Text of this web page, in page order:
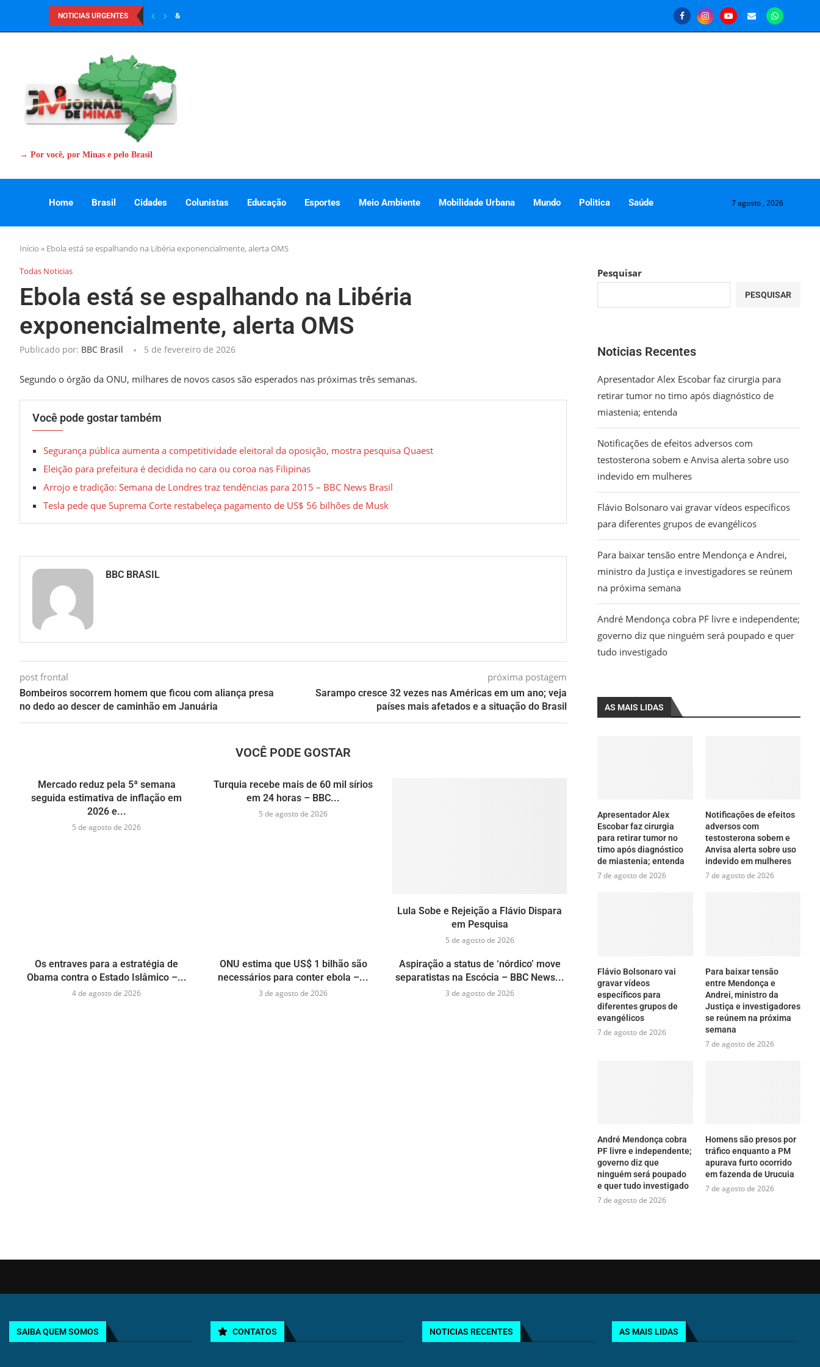
NOTICIAS URGENTES &
→ Por você, por Minas e pelo Brasil
Home Brasil Cidades Colunistas Educação Esportes Meio Ambiente Mobilidade Urbana Mundo Politica Saúde 7 agosto , 2026
Início » Ebola está se espalhando na Libéria exponencialmente, alerta OMS
Todas Noticias
Ebola está se espalhando na Libéria
exponencialmente, alerta OMS
Publicado por: BBC Brasil 5 de fevereiro de 2026
Segundo o órgão da ONU, milhares de novos casos são esperados nas próximas três semanas.
Você pode gostar também
Segurança pública aumenta a competitividade eleitoral da oposição, mostra pesquisa Quaest
Eleição para prefeitura é decidida no cara ou coroa nas Filipinas
Arrojo e tradição: Semana de Londres traz tendências para 2015 – BBC News Brasil
Tesla pede que Suprema Corte restabeleça pagamento de US$ 56 bilhões de Musk
BBC BRASIL
post frontal
Bombeiros socorrem homem que ficou com aliança presa
no dedo ao descer de caminhão em Januária
próxima postagem
Sarampo cresce 32 vezes nas Américas em um ano; veja
países mais afetados e a situação do Brasil
VOCÊ PODE GOSTAR
Mercado reduz pela 5ª semana
seguida estimativa de inflação em
2026 e...
5 de agosto de 2026
Turquia recebe mais de 60 mil sírios
em 24 horas – BBC...
5 de agosto de 2026
Lula Sobe e Rejeição a Flávio Dispara
em Pesquisa
5 de agosto de 2026
Os entraves para a estratégia de
Obama contra o Estado Islâmico –...
4 de agosto de 2026
ONU estima que US$ 1 bilhão são
necessários para conter ebola –...
3 de agosto de 2026
Aspiração a status de ‘nórdico’ move
separatistas na Escócia – BBC News...
3 de agosto de 2026
Pesquisar
PESQUISAR
Noticias Recentes
Apresentador Alex Escobar faz cirurgia para
retirar tumor no timo após diagnóstico de
miastenia; entenda
Notificações de efeitos adversos com
testosterona sobem e Anvisa alerta sobre uso
indevido em mulheres
Flávio Bolsonaro vai gravar vídeos específicos
para diferentes grupos de evangélicos
Para baixar tensão entre Mendonça e Andrei,
ministro da Justiça e investigadores se reúnem
na próxima semana
André Mendonça cobra PF livre e independente;
governo diz que ninguém será poupado e quer
tudo investigado
AS MAIS LIDAS
Apresentador Alex
Escobar faz cirurgia
para retirar tumor no
timo após diagnóstico
de miastenia; entenda
7 de agosto de 2026
Notificações de efeitos
adversos com
testosterona sobem e
Anvisa alerta sobre uso
indevido em mulheres
7 de agosto de 2026
Flávio Bolsonaro vai
gravar vídeos
específicos para
diferentes grupos de
evangélicos
7 de agosto de 2026
Para baixar tensão
entre Mendonça e
Andrei, ministro da
Justiça e investigadores
se reúnem na próxima
semana
7 de agosto de 2026
André Mendonça cobra
PF livre e independente;
governo diz que
ninguém será poupado
e quer tudo investigado
7 de agosto de 2026
Homens são presos por
tráfico enquanto a PM
apurava furto ocorrido
em fazenda de Urucuia
7 de agosto de 2026
SAIBA QUEM SOMOS CONTATOS NOTICIAS RECENTES AS MAIS LIDAS